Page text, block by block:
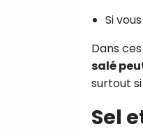
Si
Dans
salé
surtout
Sel